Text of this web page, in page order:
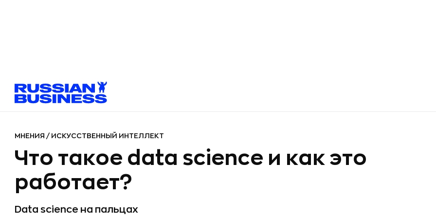
МНЕНИЯ / ИСКУССТВЕННЫЙ ИНТЕЛЛЕКТ
Что такое data science и как это
работает?
Data science на пальцах